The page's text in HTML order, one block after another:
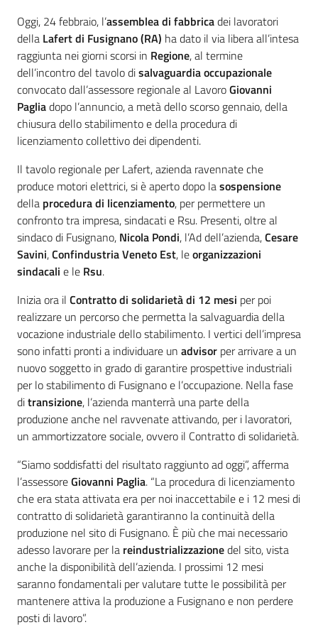
Seguici
su
Introduzione
Oggi, 24 febbraio, l’assemblea di fabbricadei lavoratori
della Lafert di Fusignano (RA) ha dato il via libera all’intesa
raggiunta nei giorni scorsi in Regione, al termine
dell’incontro del tavolo disalvaguardia occupazionale
convocato dall’assessore regionale al LavoroGiovanni
Pagliadopo l’annuncio, a metà dello scorso gennaio, della
chiusura dello stabilimento e della procedura di
licenziamento collettivo dei dipendenti.
Il tavolo regionale per Lafert, azienda ravennate che
produce motori elettrici, si è aperto dopo lasospensione
della procedura di licenziamento, per permettere un
confronto tra impresa, sindacati e Rsu. Presenti, oltre al
sindaco di Fusignano, Nicola Pondi, l’Ad dell’azienda,Cesare
Savini,Confindustria Veneto Est, leorganizzazioni
sindacali e le Rsu.
Inizia ora il Contratto di solidarietà di 12 mesi per poi
realizzare un percorso che permetta la salvaguardia della
vocazione industriale dello stabilimento. I vertici dell’impresa
sono infatti pronti a individuare un advisor per arrivare a un
nuovo soggetto in grado di garantire prospettive industriali
per lo stabilimento di Fusignano e l’occupazione. Nella fase
ditransizione, l’azienda manterrà una parte della
produzione anche nel ravvenate attivando, per i lavoratori,
un ammortizzatore sociale, ovvero il Contratto di solidarietà.
“Siamo soddisfatti del risultato raggiunto ad oggi”, afferma
l’assessoreGiovanni Paglia. “La procedura di licenziamento
che era stata attivata era per noi inaccettabile e i 12 mesi di
contratto di solidarietà garantiranno la continuità della
produzione nel sito di Fusignano. È più che mai necessario
adesso lavorare per la reindustrializzazionedel sito, vista
anche la disponibilità dell’azienda. I prossimi 12 mesi
saranno fondamentali per valutare tutte le possibilità per
mantenere attiva la produzione a Fusignano e non perdere
posti di lavoro”.